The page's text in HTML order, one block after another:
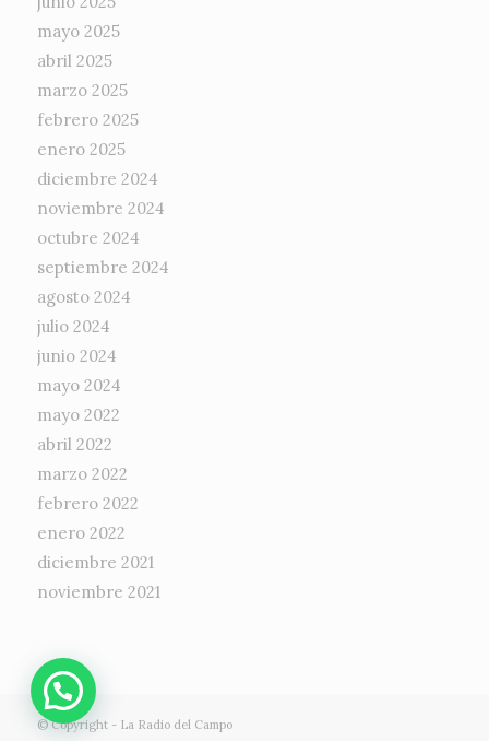
mayo 2025
abril 2025
marzo 2025
febrero 2025
enero 2025
diciembre 2024
noviembre 2024
octubre 2024
septiembre 2024
agosto 2024
julio 2024
junio 2024
mayo 2024
mayo 2022
abril 2022
marzo 2022
febrero 2022
enero 2022
diciembre 2021
noviembre 2021
© Copyright - La Radio del Campo